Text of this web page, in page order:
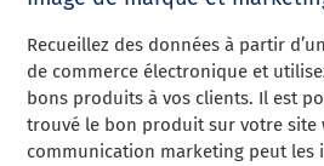
Recueillez des données à partir
de commerce électronique et
bons produits à vos clients. Il est
trouvé le bon produit sur votre site
communication marketing peut les